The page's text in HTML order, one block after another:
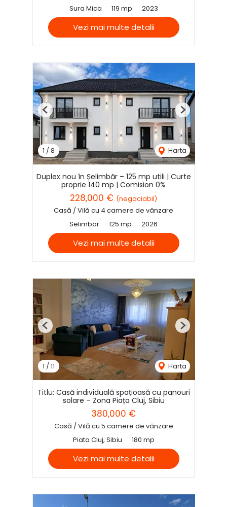
Sura Mica
119 mp 2023
Vezi mai multe detalii
1 /8 Harta
Previous Next
Duplex nou în Șelimbăr – 125 mp utili | Curte
proprie 140 mp | Comision 0%
228,000 € (negociabil)
Casă / Vilă cu 4 camere de vânzare
Selimbar
125 mp 2026
Vezi mai multe detalii
1 /11 Harta
Previous Next
Titlu: Casă individuală spațioasă cu panouri
solare – Zona Piața Cluj, Sibiu
380,000 €
Casă / Vilă cu 5 camere de vânzare
Piata Cluj, Sibiu
180 mp
Vezi mai multe detalii